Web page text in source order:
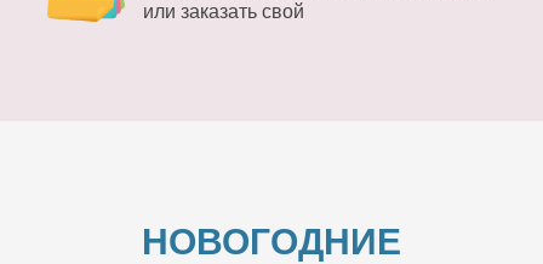
или заказать свой
НОВОГОДНИЕ